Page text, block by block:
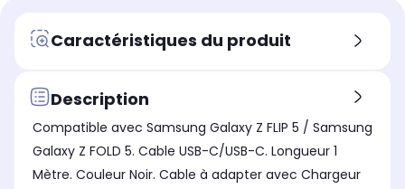
Caractéristiques du produit
Description
Compatible avec Samsung Galaxy Z FLIP 5 / Samsung
Galaxy Z FOLD 5. Cable USB-C/USB-C. Longueur 1
Mètre. Couleur Noir. Cable à adapter avec Chargeur